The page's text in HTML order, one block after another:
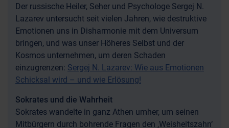
Der russische Heiler, Seher und Psychologe Sergej N.
Lazarev untersucht seit vielen Jahren, wie destruktive
Emotionen uns in Disharmonie mit dem Universum
bringen, und was unser Höheres Selbst und der
Kosmos unternehmen, um deren Schaden
einzugrenzen: Sergej N. Lazarev: Wie aus Emotionen
Schicksal wird – und wie Erlösung!
Sokrates und die Wahrheit
Sokrates wandelte in ganz Athen umher, um seinen
Mitbürgern durch bohrende Fragen den ‚Weisheitszahn‘